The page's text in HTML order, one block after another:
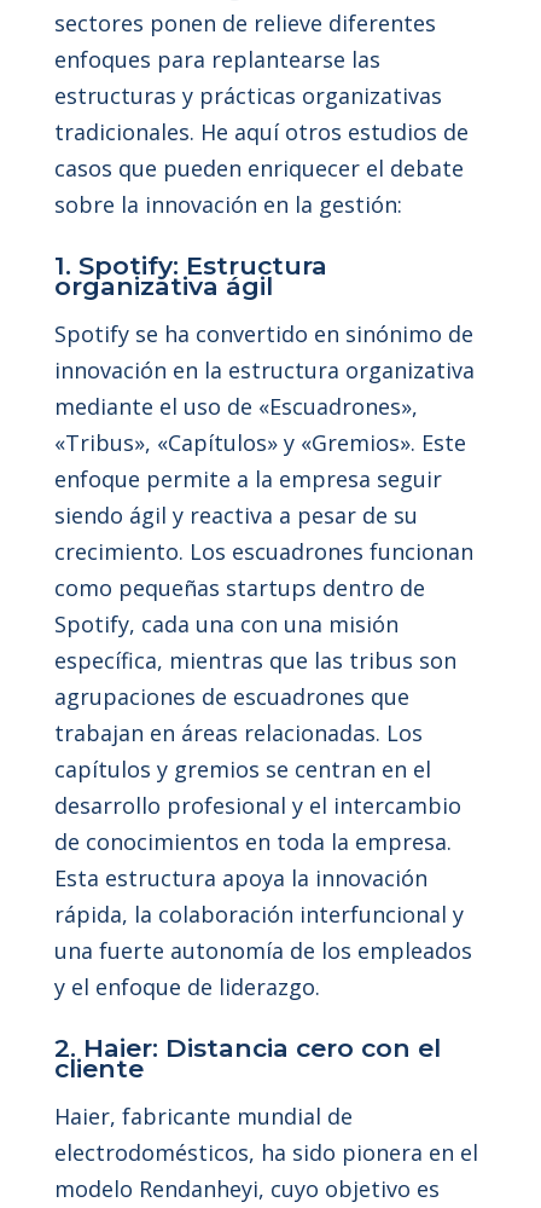
sectores ponen de relieve diferentes
enfoques para replantearse las
estructuras y prácticas organizativas
tradicionales. He aquí otros estudios de
casos que pueden enriquecer el debate
sobre la innovación en la gestión:
1. Spotify: Estructura
organizativa ágil
Spotify se ha convertido en sinónimo de
innovación en la estructura organizativa
mediante el uso de «Escuadrones»,
«Tribus», «Capítulos» y «Gremios». Este
enfoque permite a la empresa seguir
siendo ágil y reactiva a pesar de su
crecimiento. Los escuadrones funcionan
como pequeñas startups dentro de
Spotify, cada una con una misión
específica, mientras que las tribus son
agrupaciones de escuadrones que
trabajan en áreas relacionadas. Los
capítulos y gremios se centran en el
desarrollo profesional y el intercambio
de conocimientos en toda la empresa.
Esta estructura apoya la innovación
rápida, la colaboración interfuncional y
una fuerte autonomía de los empleados
y el enfoque de liderazgo.
2. Haier: Distancia cero con el
cliente
Haier, fabricante mundial de
electrodomésticos, ha sido pionera en el
modelo Rendanheyi, cuyo objetivo es